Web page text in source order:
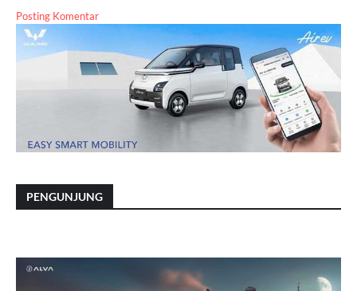
Posting Komentar
PENGUNJUNG